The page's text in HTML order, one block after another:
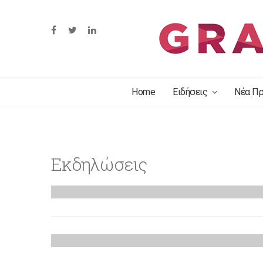
Home Ειδήσεις Νέα
Εκδηλώσεις
Open Day στη Κρήτη